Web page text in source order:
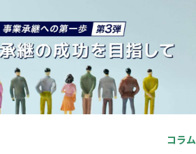
コラム